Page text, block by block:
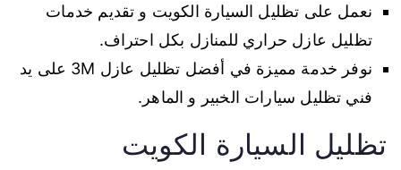
نعمل على تظليل السيارة الكويت و تقديم خدمات
تظليل عازل حراري للمنازل بكل احتراف.
نوفر خدمة مميزة في أفضل تظليل عازل 3M على يد
فني تظليل سيارات الخبير و الماهر.
تظليل السيارة الكويت